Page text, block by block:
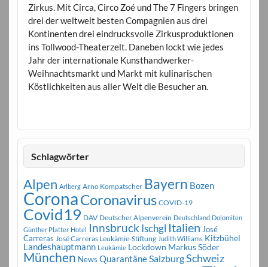
Zirkus. Mit Circa, Circo Zoé und The 7 Fingers bringen
drei der weltweit besten Compagnien aus drei
Kontinenten drei eindrucksvolle Zirkusproduktionen
ins Tollwood-Theaterzelt. Daneben lockt wie jedes
Jahr der internationale Kunsthandwerker-
Weihnachtsmarkt und Markt mit kulinarischen
Köstlichkeiten aus aller Welt die Besucher an.
Schlagwörter
Alpen Arlberg Arno Kompatscher Bayern Bozen
CoronaCoronavirus COVID-19
Covid19 DAV Deutscher Alpenverein Deutschland Dolomiten
Günther Platter Hotel Innsbruck Ischgl Italien José
Carreras José Carreras Leukämie-Stiftung Judith Williams Kitzbühel
Landeshauptmann Leukämie Lockdown Markus Söder
München News QuarantäneSalzburgSchweiz